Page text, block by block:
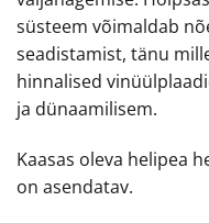
süsteem võimaldab
seadistamist, tänu
hinnalised
ja dünaamilisem.
Kaasas oleva helipea
on asendatav.